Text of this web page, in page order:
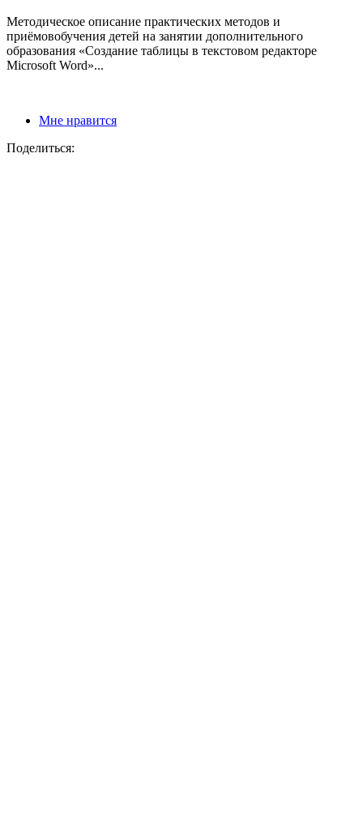
Методическое описание практических методов и
приёмовобучения детей на занятии дополнительного
образования «Создание таблицы в текстовом редакторе
Microsoft Word»...
Мне нравится
Поделиться: